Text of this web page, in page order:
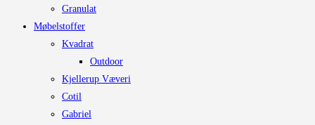
Granulat
Møbelstoffer
Kvadrat
Outdoor
Kjellerup Væveri
Cotil
Gabriel